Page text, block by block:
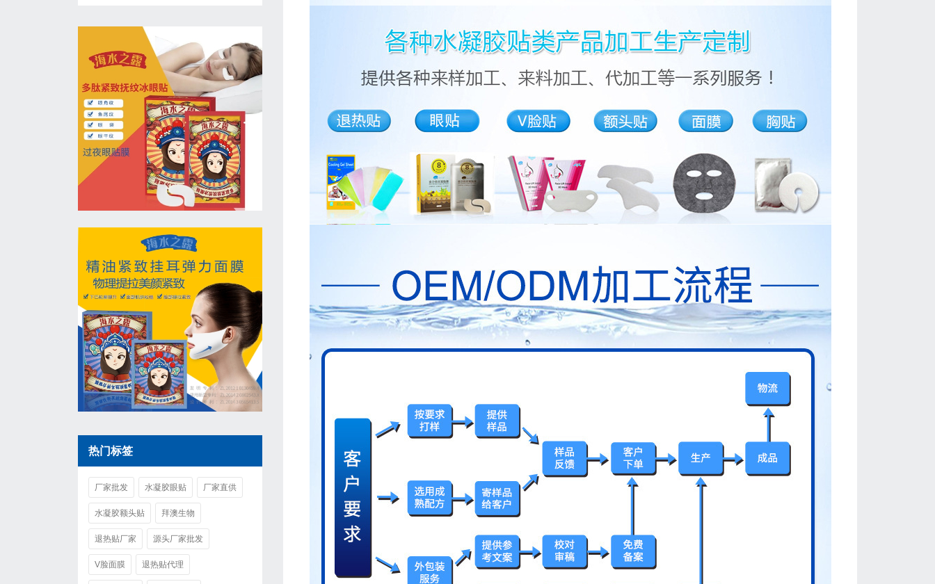
热门标签
厂家批发 水凝胶眼贴 厂家直供
水凝胶额头贴 拜澳生物
退热贴厂家 源头厂家批发
V脸面膜 退热贴代理